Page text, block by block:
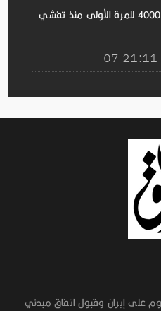
إيبولا.. الإصابات تتجاوز 4000 للمرة الأولى منذ تفشي
على إيران وقبول اتفاق مبدئي